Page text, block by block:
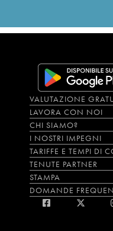
VALUTAZIONE
LAVORA CON NOI
CHI SIAMO?
I NOSTRI IMPEGNI
TARIFFE E TEMPI DI
TENUTE PARTNER
STAMPA
DOMANDE